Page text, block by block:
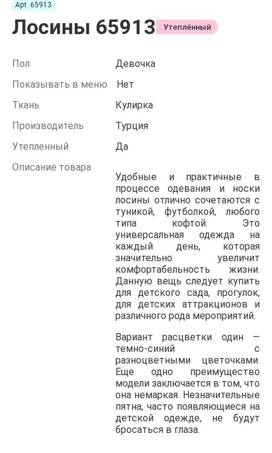
Арт. 65913
Лосины 65913 Утеплённый
Пол
Девочка
Показывать в меню
Нет
Ткань
Кулирка
Производитель
Турция
Утепленный
Да
Описание товара
Удобные и практичные в
процессе одевания и носки
лосины отлично сочетаются с
туникой, футболкой, любого
типа кофтой. Это
универсальная одежда на
каждый день, которая
значительно увеличит
комфортабельность жизни.
Данную вещь следует купить
для детского сада, прогулок,
для детских аттракционов и
различного рода мероприятий.
Вариант расцветки один —
темно-синий с
разноцветными цветочками.
Еще одно преимущество
модели заключается в том, что
она немаркая. Незначительные
пятна, часто появляющиеся на
детской одежде, не будут
бросаться в глаза.